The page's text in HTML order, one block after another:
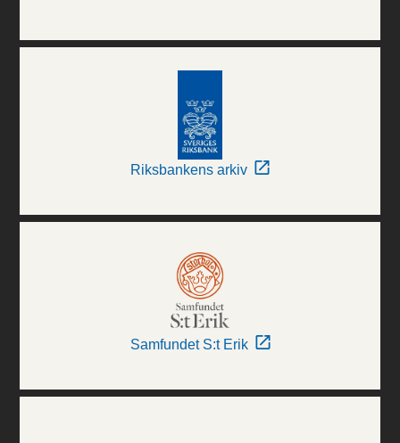
Riksbankens arkiv
Samfundet S:t Erik